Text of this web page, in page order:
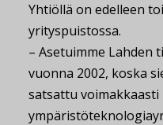
Yhtiöllä on edelleen
yrityspuistossa.
– Asetuimme Lahden
vuonna 2002, koska
satsattu